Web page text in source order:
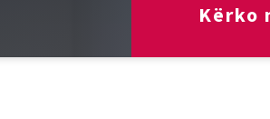
Kërko